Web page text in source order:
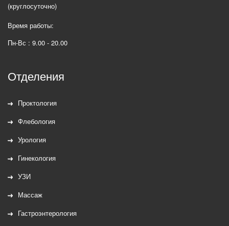
(круглосуточно)
Время работы:
Пн-Вс : 9.00 - 20.00
Отделения
Проктология
Флебология
Урология
Гинекология
УЗИ
Массаж
Гастроэнтерология